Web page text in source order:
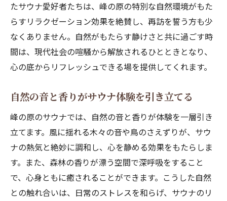
たサウナ愛好者たちは、峰の原の特別な自然環境がもた
らすリラクゼーション効果を絶賛し、再訪を誓う方も少
なくありません。自然がもたらす静けさと共に過ごす時
間は、現代社会の喧騒から解放されるひとときとなり、
心の底からリフレッシュできる場を提供してくれます。
自然の音と香りがサウナ体験を引き立てる
峰の原のサウナでは、自然の音と香りが体験を一層引き
立てます。風に揺れる木々の音や鳥のさえずりが、サウ
ナの熱気と絶妙に調和し、心を静める効果をもたらしま
す。また、森林の香りが漂う空間で深呼吸をすること
で、心身ともに癒されることができます。こうした自然
との触れ合いは、日常のストレスを和らげ、サウナのリ